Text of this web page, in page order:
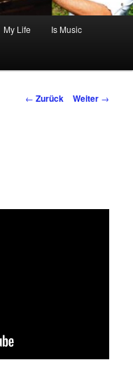
My Life Is Music
Beitragsnavigation
← Zurück Weiter →